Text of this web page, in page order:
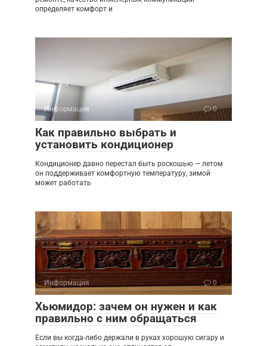
определяет комфорт и
Информация 0
Как правильно выбрать и
установить кондиционер
Кондиционер давно перестал быть роскошью — летом
он поддерживает комфортную температуру, зимой
может работать
Информация 0
Хьюмидор: зачем он нужен и как
правильно с ним обращаться
Если вы когда-либо держали в руках хорошую сигару и